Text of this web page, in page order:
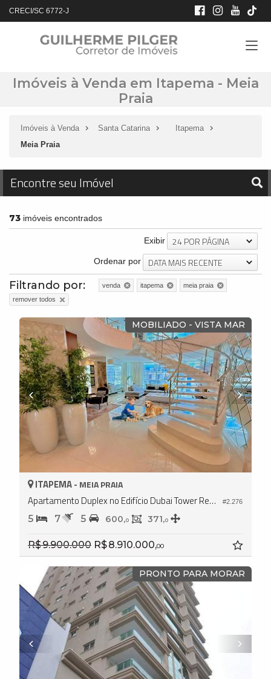
CRECI/SC 6772-J
Imóveis à Venda em Itapema - Meia
Praia
Imóveis à Venda Santa Catarina
Itapema
Meia Praia
Encontre seu Imóvel
73 imóveis encontrados
Exibir 24 POR PÁGINA
Ordenar por DATA MAIS RECENTE
Filtrando por: venda itapema
meia praia
remover todos
MOBILIADO - VISTA MAR
#2.276
ITAPEMA - MEIA PRAIA
Apartamento Duplex no Edifício Dubai Tower Residence
5 7 5 600,0 371,0
R$ 9.900.000 R$ 8.910.000,00
PRONTO PARA MORAR